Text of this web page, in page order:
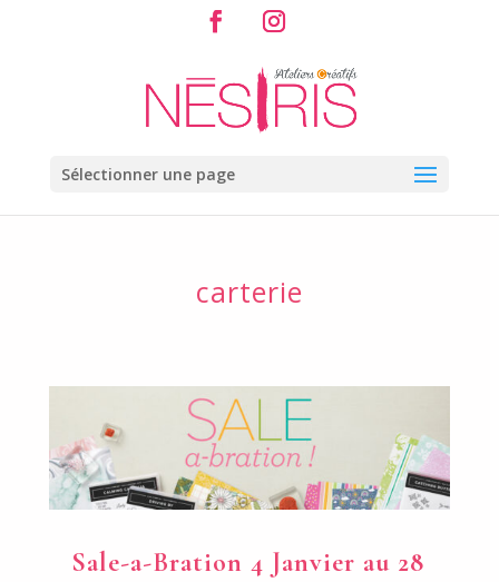
Sélectionner une page
carterie
Sale-a-Bration 4 Janvier au 28